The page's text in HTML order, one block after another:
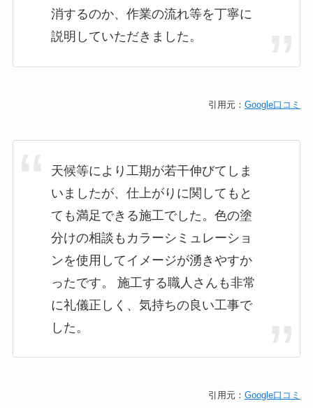
消するのか、作業の流れ等を丁寧に
説明していただきました。
引用元：Google口コミ
天候等により工期が若干伸びてしま
いましたが、仕上がりに関してもと
ても満足できる施工でした。色の塗
分けの相談もカラーシミュレーショ
ンを使用してイメージが湧きやすか
ったです。 施工する職人さんも非常
に礼儀正しく、気持ちの良い工事で
した。
引用元：Google口コミ